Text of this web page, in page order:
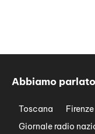
Abbiamo
Toscana Firenze
Giornale radio